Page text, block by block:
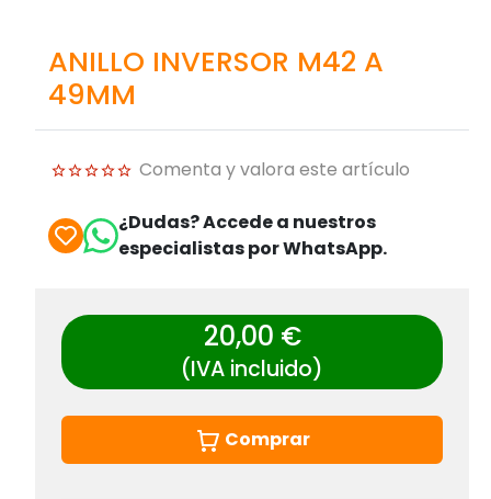
ANILLO INVERSOR M42 A
49MM
Comenta y valora este artículo
¿Dudas? Accede a nuestros
especialistas por WhatsApp.
20,00 €
(IVA incluido)
Comprar